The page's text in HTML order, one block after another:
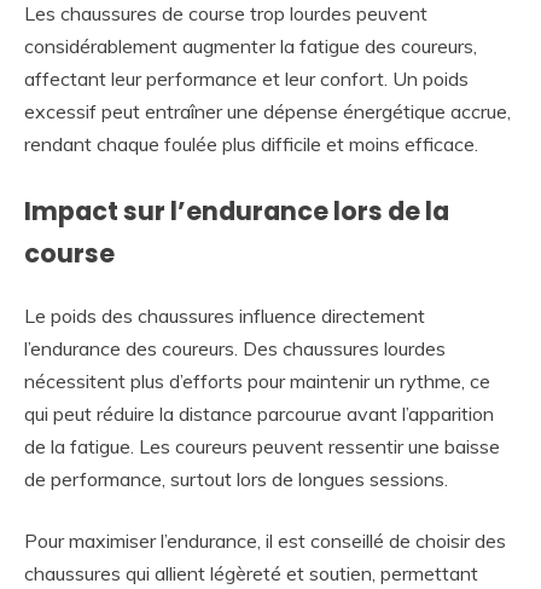
Les chaussures de course trop lourdes peuvent
considérablement augmenter la fatigue des coureurs,
affectant leur performance et leur confort. Un poids
excessif peut entraîner une dépense énergétique accrue,
rendant chaque foulée plus difficile et moins efficace.
Impact sur l’endurance lors de la
course
Le poids des chaussures influence directement
l’endurance des coureurs. Des chaussures lourdes
nécessitent plus d’efforts pour maintenir un rythme, ce
qui peut réduire la distance parcourue avant l’apparition
de la fatigue. Les coureurs peuvent ressentir une baisse
de performance, surtout lors de longues sessions.
Pour maximiser l’endurance, il est conseillé de choisir des
chaussures qui allient légèreté et soutien, permettant